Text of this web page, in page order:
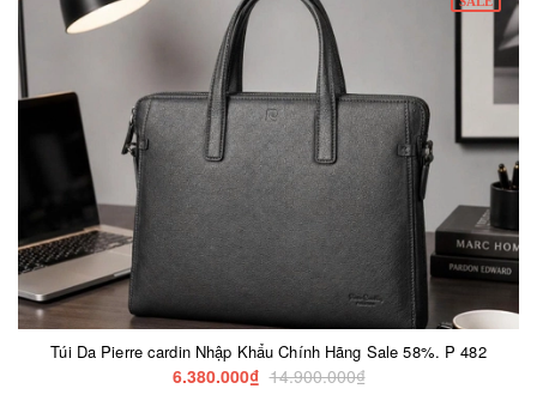
Túi Da Pierre cardin Nhập Khẩu Chính Hãng Sale 58%. P 482
6.380.000₫ 14.900.000₫